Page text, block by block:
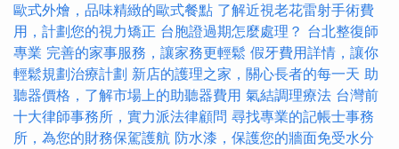
歐式外燴，品味精緻的歐式餐點 了解近視老花雷射手術費
用，計劃您的視力矯正 台胞證過期怎麼處理？ 台北整復師
專業 完善的家事服務，讓家務更輕鬆 假牙費用詳情，讓你
輕鬆規劃治療計劃 新店的護理之家，關心長者的每一天 助
聽器價格，了解市場上的助聽器費用 氣結調理療法 台灣前
十大律師事務所，實力派法律顧問 尋找專業的記帳士事務
所，為您的財務保駕護航 防水漆，保護您的牆面免受水分